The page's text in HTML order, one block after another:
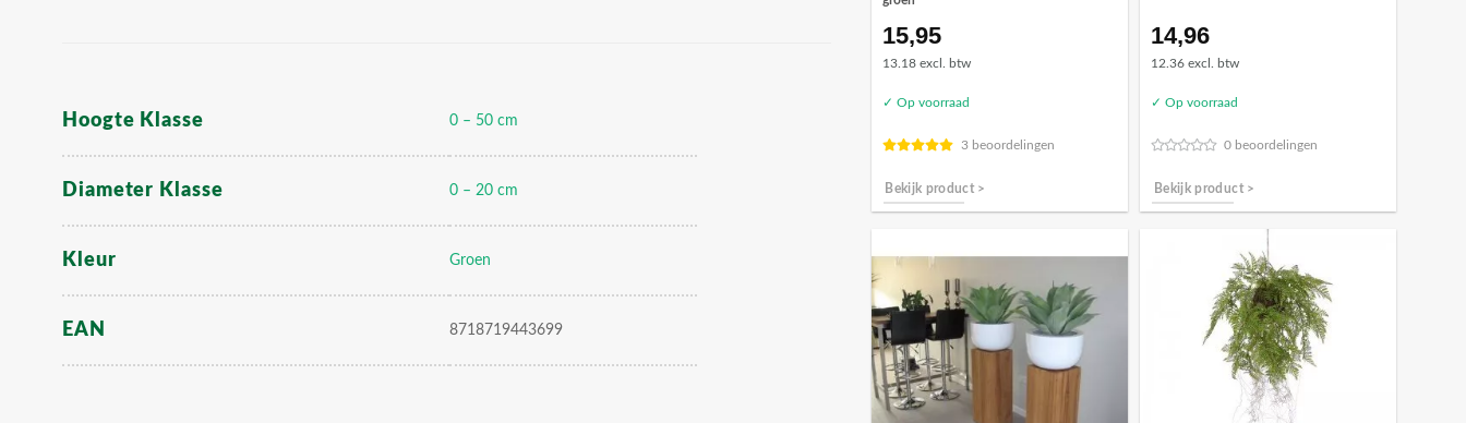
Hoogte Klasse 0 – 50 cm
Diameter Klasse 0 – 20 cm
Kleur Groen
EAN 8718719443699
15,95
13.18 excl. btw
✓ Op voorraad
3 beoordelingen
Bekijk product >
14,96
12.36 excl. btw
✓ Op voorraad
0 beoordelingen
Bekijk product >